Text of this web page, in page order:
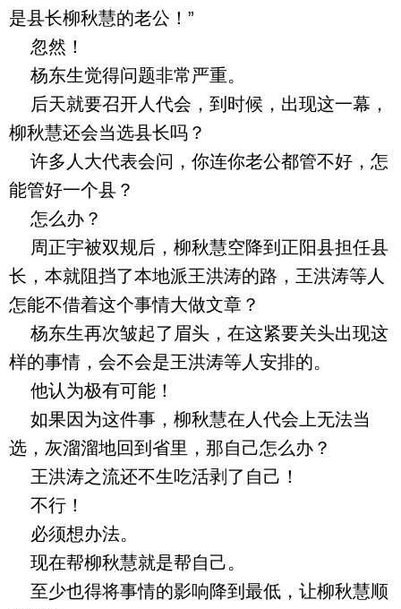
是县长柳秋慧的老公！”
忽然！
杨东生觉得问题非常严重。
后天就要召开人代会，到时候，出现这一幕，
柳秋慧还会当选县长吗？
许多人大代表会问，你连你老公都管不好，怎
能管好一个县？
怎么办？
周正宇被双规后，柳秋慧空降到正阳县担任县
长，本就阻挡了本地派王洪涛的路，王洪涛等人
怎能不借着这个事情大做文章？
杨东生再次皱起了眉头，在这紧要关头出现这
样的事情，会不会是王洪涛等人安排的。
他认为极有可能！
如果因为这件事，柳秋慧在人代会上无法当
选，灰溜溜地回到省里，那自己怎么办？
王洪涛之流还不生吃活剥了自己！
不行！
必须想办法。
现在帮柳秋慧就是帮自己。
至少也得将事情的影响降到最低，让柳秋慧顺